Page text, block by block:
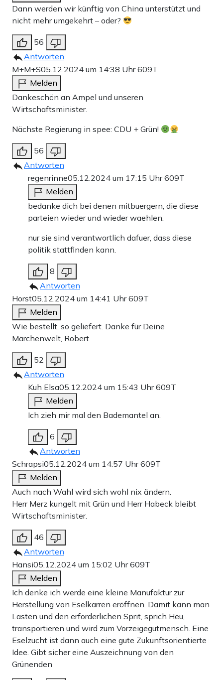
Dann werden wir künftig von China unterstützt und
nicht mehr umgekehrt – oder?
56
Antworten
M+M+S05.12.2024 um 14:38 Uhr609T
Melden
Dankeschön an Ampel und unseren
Wirtschaftsminister.
Nächste Regierung in spee: CDU + Grün!
56
Antworten
regenrinne05.12.2024 um 17:15 Uhr609T
Melden
bedanke dich bei denen mitbuergern, die diese
parteien wieder und wieder waehlen.
nur sie sind verantwortlich dafuer, dass diese
politik stattfinden kann.
8
Antworten
Horst05.12.2024 um 14:41 Uhr609T
Melden
Wie bestellt, so geliefert. Danke für Deine
Märchenwelt, Robert.
52
Antworten
Kuh Elsa05.12.2024 um 15:43 Uhr609T
Melden
Ich zieh mir mal den Bademantel an.
6
Antworten
Schrapsi05.12.2024 um 14:57 Uhr609T
Melden
Auch nach Wahl wird sich wohl nix ändern.
Herr Merz kungelt mit Grün und Herr Habeck bleibt
Wirtschaftsminister.
46
Antworten
Hansi05.12.2024 um 15:02 Uhr609T
Melden
Ich denke ich werde eine kleine Manufaktur zur
Herstellung von Eselkarren eröffnen. Damit kann man
Lasten und den erforderlichen Sprit, sprich Heu,
transportieren und wird zum Vorzeigegutmensch. Eine
Eselzucht ist dann auch eine gute Zukunftsorientierte
Idee. Gibt sicher eine Auszeichnung von den
Grünenden